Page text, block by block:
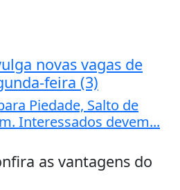
novas vagas de
feira (3)
Piedade, Salto de
Interessados devem...
as vantagens do